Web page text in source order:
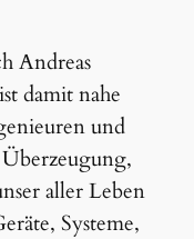
Andreas
damit nahe
und
aller Leben
Systeme,